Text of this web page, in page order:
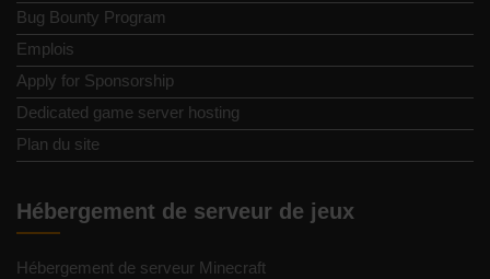
Bug Bounty Program
Emplois
Apply for Sponsorship
Dedicated game server hosting
Plan du site
Hébergement de serveur de jeux
Hébergement de serveur Minecraft